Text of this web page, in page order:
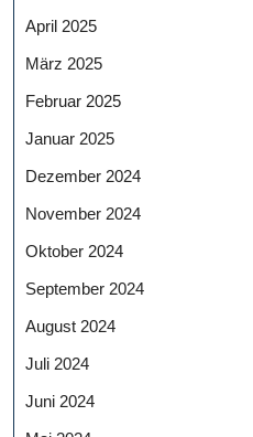
April 2025
März 2025
Februar 2025
Januar 2025
Dezember 2024
November 2024
Oktober 2024
September 2024
August 2024
Juli 2024
Juni 2024